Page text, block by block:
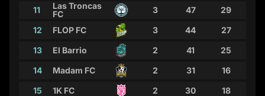
11
Las Troncas
FC
3 47 29
12
FLOP FC 3 44 27
13
El Barrio 2 41 25
14
Madam FC 2 31 16
15
1K FC 2 30 18